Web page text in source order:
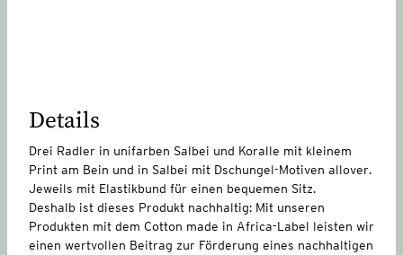
Details
Drei Radler in unifarben Salbei und Koralle mit kleinem
Print am Bein und in Salbei mit Dschungel-Motiven allover.
Jeweils mit Elastikbund für einen bequemen Sitz.
Deshalb ist dieses Produkt nachhaltig: Mit unseren
Produkten mit dem Cotton made in Africa-Label leisten wir
einen wertvollen Beitrag zur Förderung eines nachhaltigen